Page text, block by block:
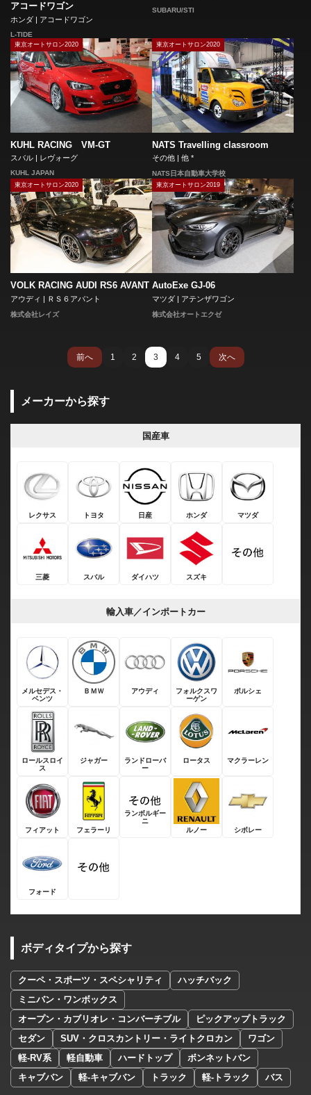
アコードワゴン
ホンダ | アコードワゴン
L-TIDE
SUBARU/STI
東京オートサロン2020
KUHL RACING VM-GT
スバル | レヴォーグ
KUHL JAPAN
東京オートサロン2020
NATS Travelling classroom
その他 | 他 *
NATS日本自動車大学校
東京オートサロン2020
VOLK RACING AUDI RS6 AVANT
アウディ | ＲＳ６アバント
株式会社レイズ
東京オートサロン2019
AutoExe GJ-06
マツダ | アテンザワゴン
株式会社オートエクゼ
前へ 1 2 3 4 5 次へ
メーカーから探す
国産車
レクサス トヨタ 日産 ホンダ マツダ
三菱 スバル ダイハツ スズキ
輸入車／インポートカー
メルセデス・
ベンツ
ＢＭＷ アウディ
フォルクスワ
ーゲン
ポルシェ
ロールスロイ
ス
ジャガー
ランドローバ
ー
ロータス マクラーレン
フィアット フェラーリ
ランボルギー
ニ
ルノー
シボレー
フォード
ボディタイプから探す
クーペ・スポーツ・スペシャリティ
ハッチバック
ミニバン・ワンボックス
オープン・カブリオレ・コンバーチブル
ピックアップトラック
セダン
SUV・クロスカントリー・ライトクロカン
ワゴン
軽-RV系
軽自動車 ハードトップ
ボンネットバン
キャブバン
軽-キャブバン トラック 軽-トラック バス